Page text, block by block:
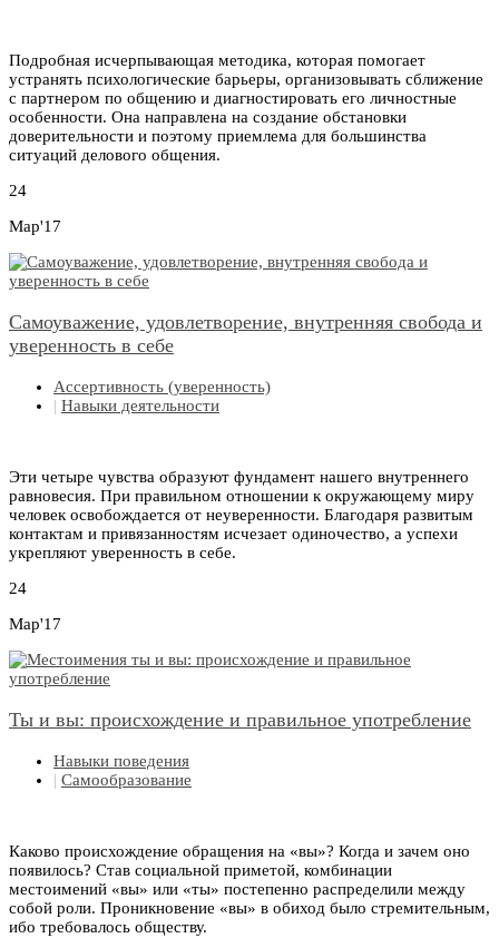
Подробная исчерпывающая методика, которая помогает
устранять психологические барьеры, организовывать сближение
с партнером по общению и диагностировать его личностные
особенности. Она направлена на создание обстановки
доверительности и поэтому приемлема для большинства
ситуаций делового общения.
24
Мар'17
Самоуважение, удовлетворение, внутренняя свобода и
уверенность в себе
Ассертивность (уверенность)
| Навыки деятельности
Эти четыре чувства образуют фундамент нашего внутреннего
равновесия. При правильном отношении к окружающему миру
человек освобождается от неуверенности. Благодаря развитым
контактам и привязанностям исчезает одиночество, а успехи
укрепляют уверенность в себе.
24
Мар'17
Ты и вы: происхождение и правильное употребление
Навыки поведения
| Самообразование
Каково происхождение обращения на «вы»? Когда и зачем оно
появилось? Став социальной приметой, комбинации
местоимений «вы» или «ты» постепенно распределили между
собой роли. Проникновение «вы» в обиход было стремительным,
ибо требовалось обществу.